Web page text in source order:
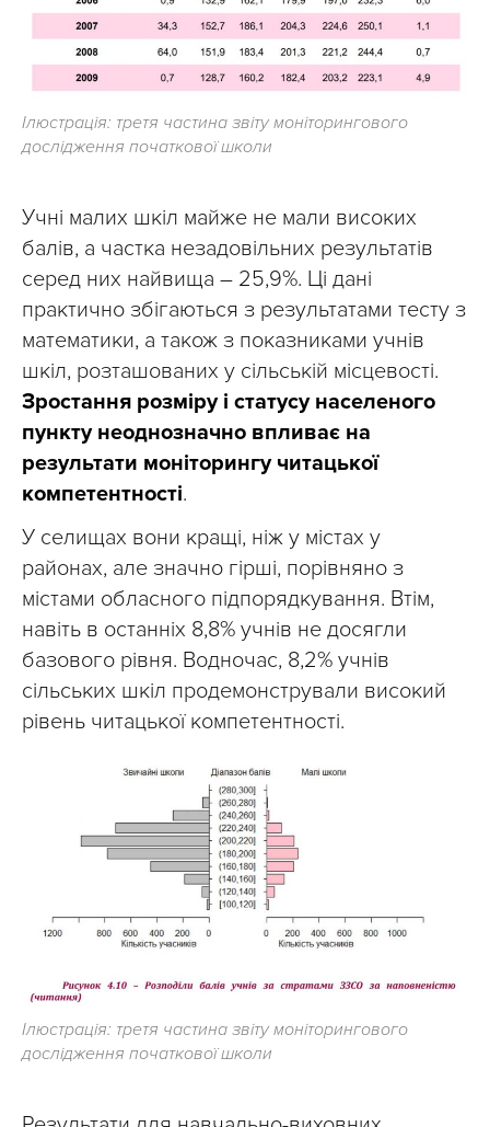
Ілюстрація: третя частина звіту моніторингового
дослідження початкової школи
Учні малих шкіл майже не мали високих
балів, а частка незадовільних результатів
серед них найвища – 25,9%. Ці дані
практично збігаються з результатами тесту з
математики, а також з показниками учнів
шкіл, розташованих у сільській місцевості.
Зростання розміру і статусу населеного
пункту неоднозначно впливає на
результати моніторингу читацької
компетентності.
У селищах вони кращі, ніж у містах у
районах, але значно гірші, порівняно з
містами обласного підпорядкування. Втім,
навіть в останніх 8,8% учнів не досягли
базового рівня. Водночас, 8,2% учнів
сільських шкіл продемонстрували високий
рівень читацької компетентності.
Ілюстрація: третя частина звіту моніторингового
дослідження початкової школи